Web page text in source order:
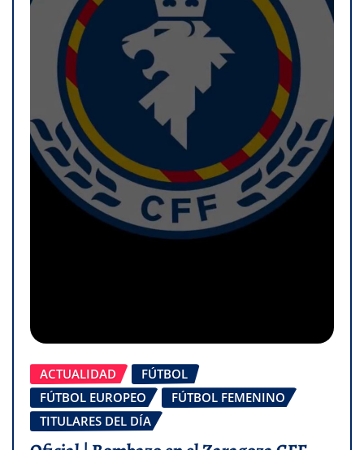
ACTUALIDAD
FÚTBOL
FÚTBOL EUROPEO
FÚTBOL FEMENINO
TITULARES DEL DÍA